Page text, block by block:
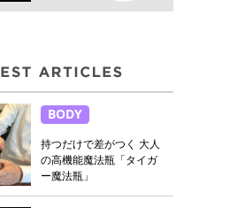
BODY
持つだけで差がつく 大人
の高機能魔法瓶「タイガ
ー魔法瓶」